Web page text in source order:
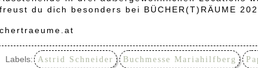
du dich besonders bei BÜCHER(T)RÄUME
Labels: Astrid Schneider Buchmesse Mariahilfberg